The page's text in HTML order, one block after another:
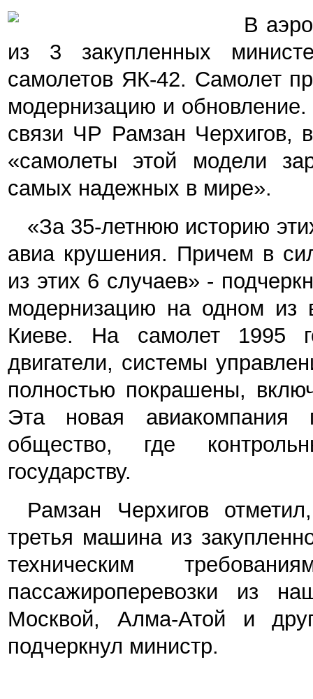
В
из 3 закупленных
самолетов ЯК-42. Самолет
модернизацию и
связи ЧР Рамзан Черхигов,
«самолеты этой модели
самых надежных в мире».
«За 35-летнюю историю
авиа крушения. Причем в
из этих 6 случаев» -
модернизацию на одном из
Киеве. На самолет 1995
двигатели, системы
полностью покрашены,
Эта новая авиакомпания
общество, где
государству.
Рамзан Черхигов
третья машина из
техническим
пассажироперевозки из
Москвой, Алма-Атой и
подчеркнул министр.